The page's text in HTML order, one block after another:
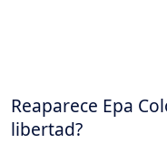
Reaparece Epa
libertad?